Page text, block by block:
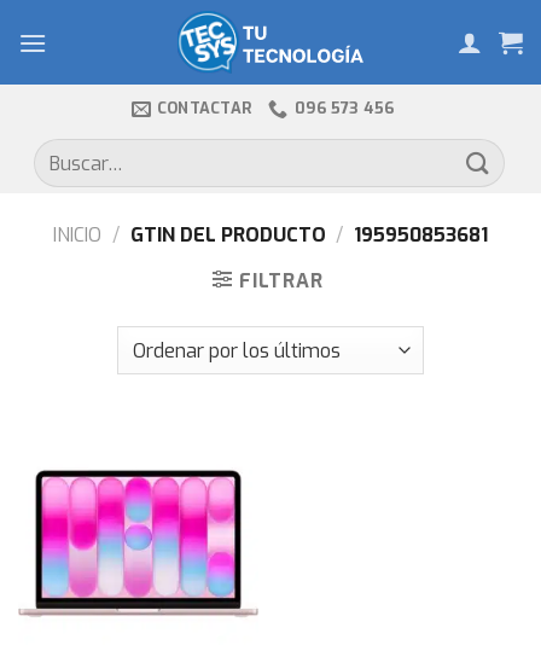
CONTACTAR 096 573 456
Buscar
por:
INICIO / GTIN DEL PRODUCTO / 195950853681
FILTRAR